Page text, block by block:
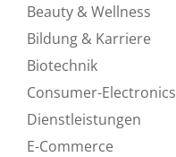
Beauty & Wellness
Bildung & Karriere
Biotechnik
Consumer-Electronics
Dienstleistungen
E-Commerce